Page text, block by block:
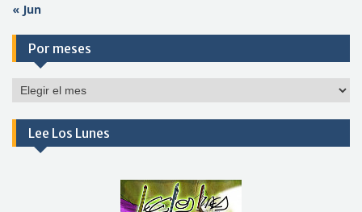
« Jun
Por meses
Por
Lee Los Lunes